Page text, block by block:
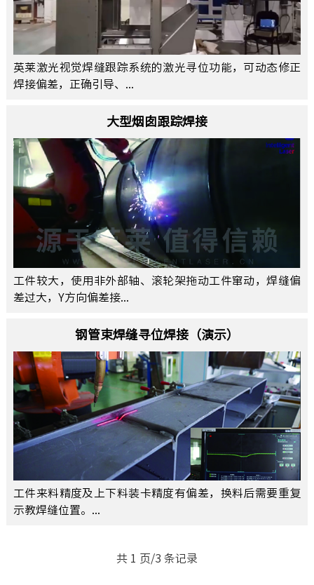
英莱激光视觉焊缝跟踪系统的激光寻位功能，可动态修正
焊接偏差，正确引导、...
大型烟囱跟踪焊接
工件较大，使用非外部轴、滚轮架拖动工件窜动，焊缝偏
差过大，Y方向偏差接...
钢管束焊缝寻位焊接（演示）
工件来料精度及上下料装卡精度有偏差，换料后需要重复
示教焊缝位置。...
共 1 页/3 条记录